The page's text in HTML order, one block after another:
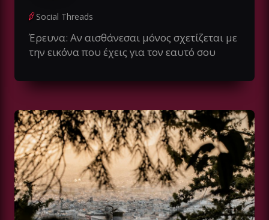
Social Threads
Έρευνα: Αν αισθάνεσαι μόνος σχετίζεται με
την εικόνα που έχεις για τον εαυτό σου